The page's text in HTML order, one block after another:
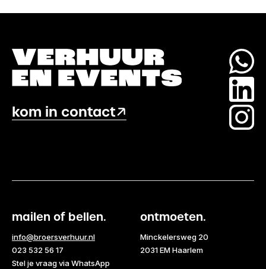
kom in contact
mailen of bellen.
info@broersverhuur.nl
023 532 56 17
Stel je vraag via WhatsApp
ontmoeten.
Minckelersweg 20
2031 EM Haarlem